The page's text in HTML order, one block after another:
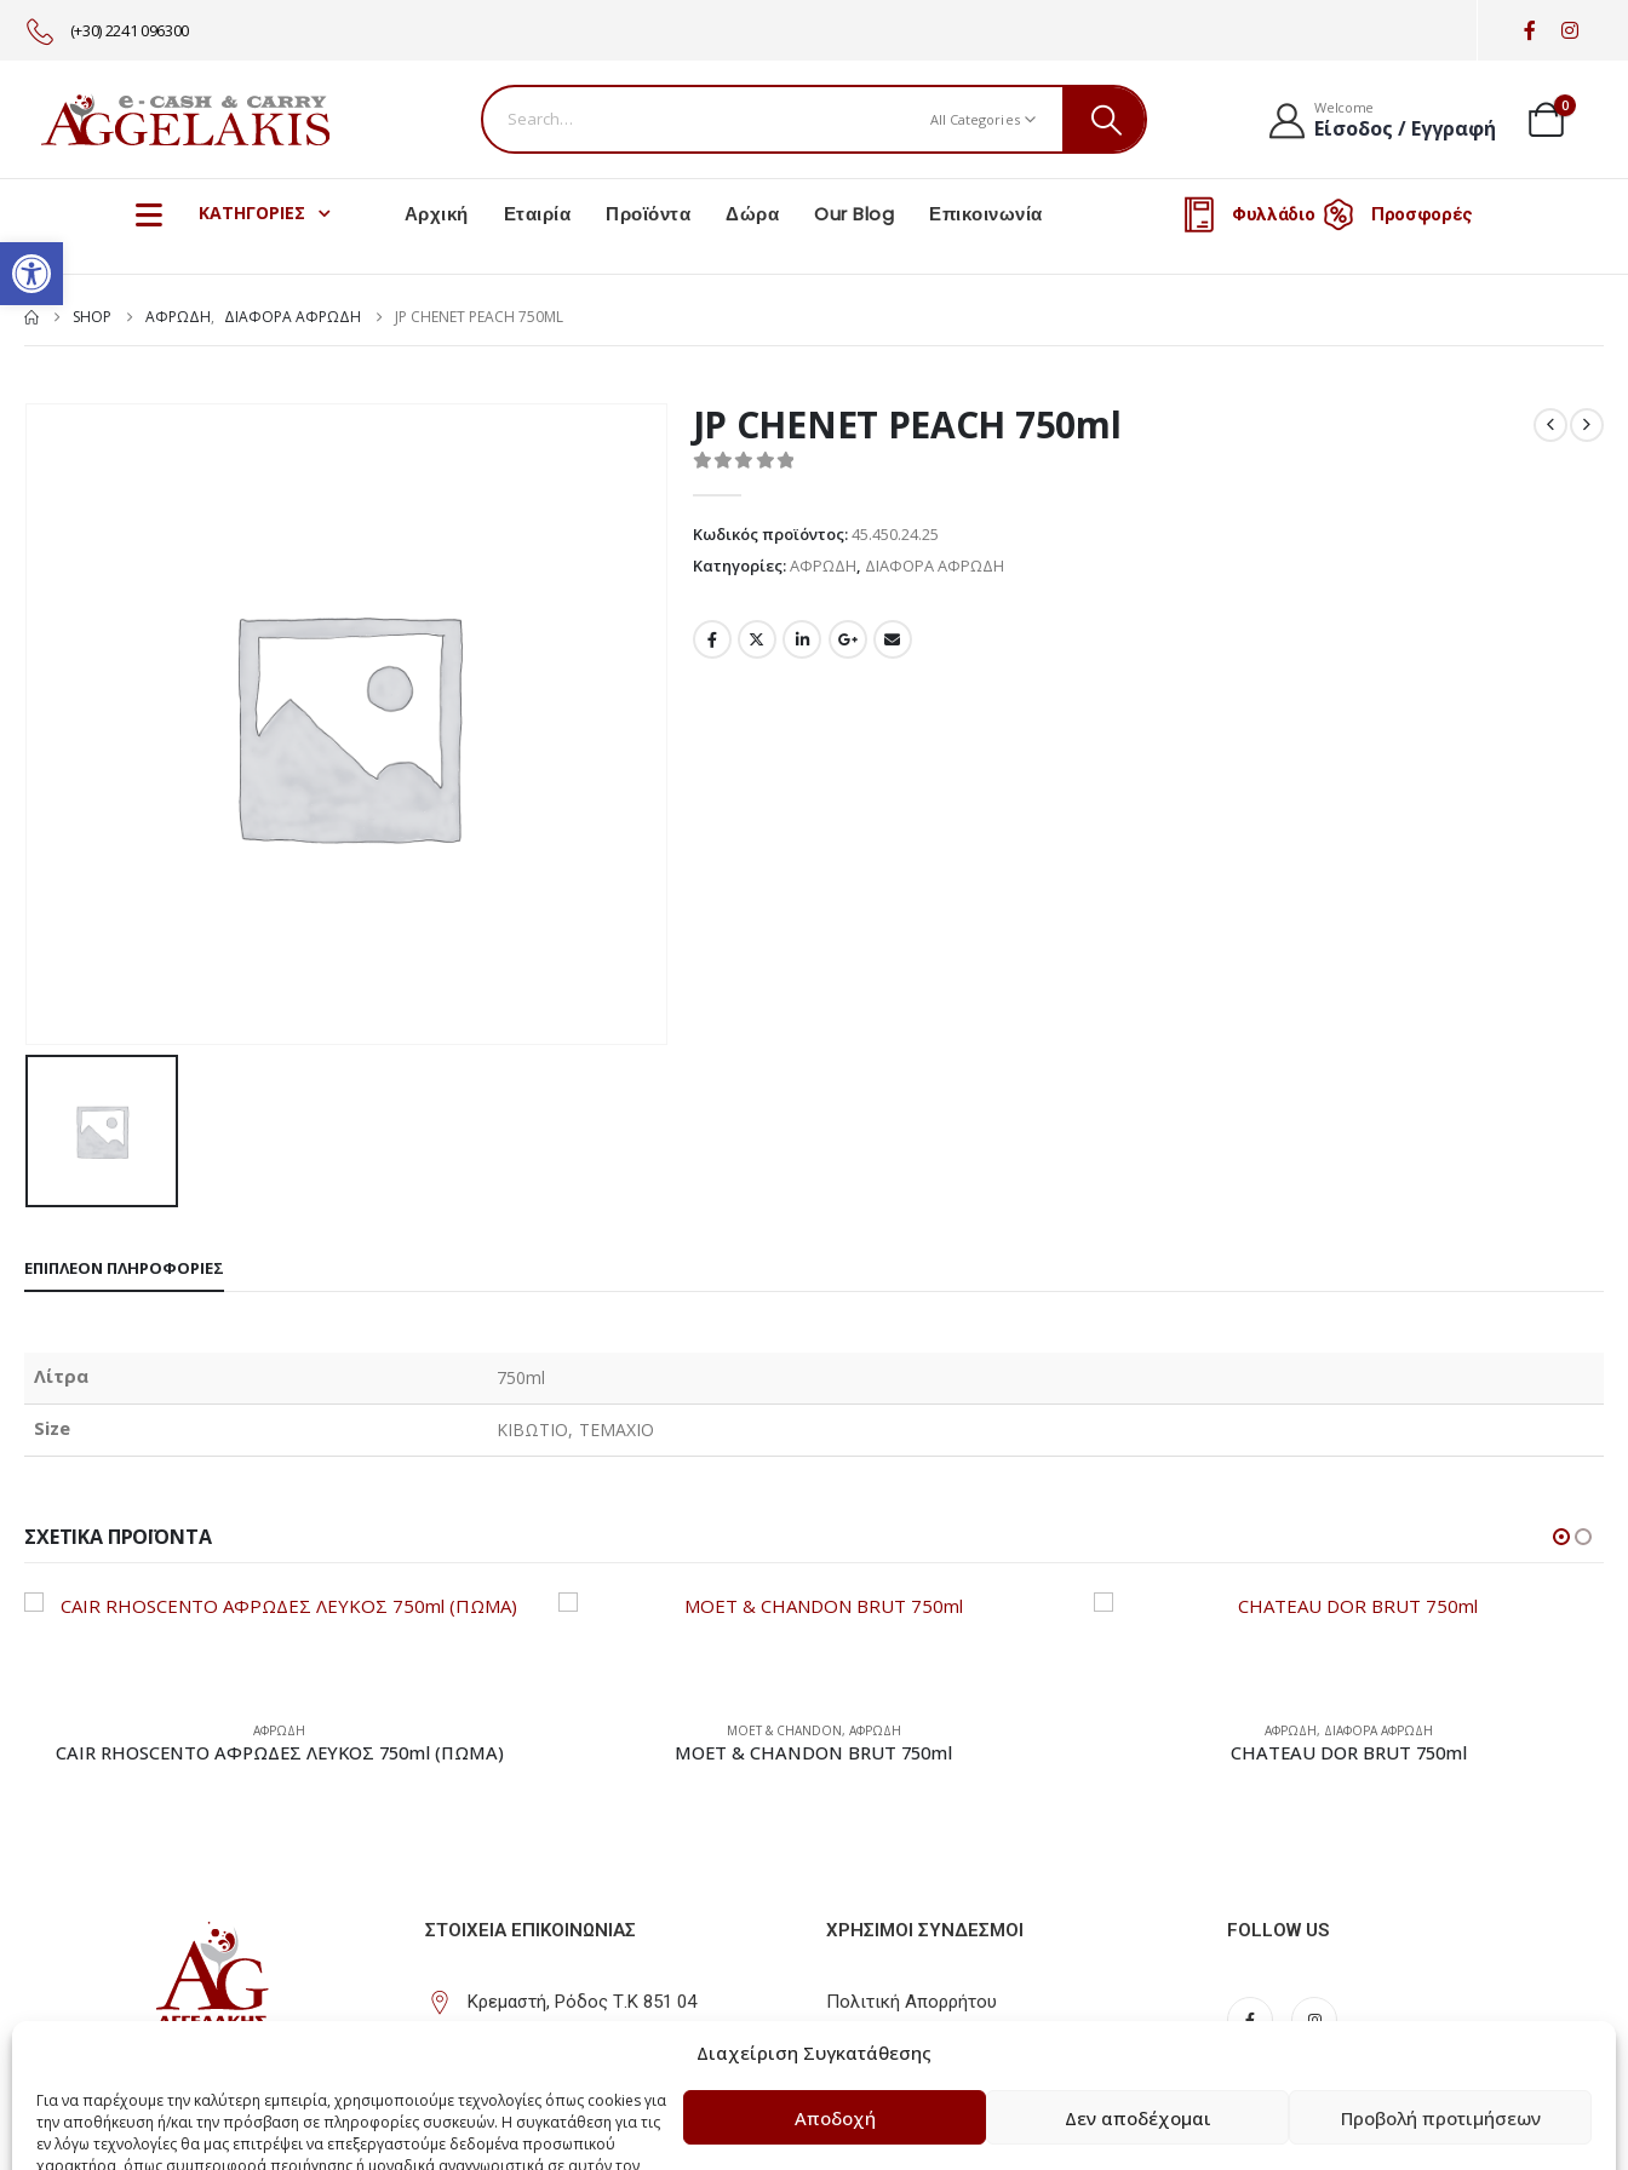
Ανοίξτε τη γραμμή εργαλείων
Διαχείριση Συγκατάθεσης
Για να παρέχουμε την καλύτερη εμπειρία, χρησιμοποιούμε τεχνολογίες όπως cookies για
την αποθήκευση ή/και την πρόσβαση σε πληροφορίες συσκευών. Η συγκατάθεση για τις
εν λόγω τεχνολογίες θα μας επιτρέψει να επεξεργαστούμε δεδομένα προσωπικού
χαρακτήρα, όπως συμπεριφορά περιήγησης ή μοναδικά αναγνωριστικά σε αυτόν τον
Αποδοχή Δεν αποδέχομαι Προβολή προτιμήσεων
(+30) 2241 096300
All Categories
Welcome
Είσοδος / Εγγραφή
0
ΚΑΤΗΓΟΡΙΕΣ Αρχική Εταιρία Προϊόντα Δώρα Our Blog Επικοινωνία Φυλλάδιο Προσφορές
SHOP ΑΦΡΩΔΗ, ΔΙΑΦΟΡΑ ΑΦΡΩΔΗ JP CHENET PEACH 750ML
JP CHENET PEACH 750ml
Κωδικός προϊόντος:45.450.24.25
Κατηγορίες:ΑΦΡΩΔΗ ΔΙΑΦΟΡΑ ΑΦΡΩΔΗ
ΕΠΙΠΛΈΟΝ ΠΛΗΡΟΦΟΡΊΕΣ
Λίτρα 750ml
Size ΚΙΒΩΤΙΟ, ΤΕΜΑΧΙΟ
ΣΧΕΤΙΚΆ ΠΡΟΪΌΝΤΑ
ΑΦΡΩΔΗ
CAIR RHOSCENTO ΑΦΡΩΔΕΣ ΛΕΥΚΟΣ 750ml (ΠΩΜΑ)
MOET & CHANDON, ΑΦΡΩΔΗ
MOET & CHANDON BRUT 750ml
ΑΦΡΩΔΗ, ΔΙΑΦΟΡΑ ΑΦΡΩΔΗ
CHATEAU DOR BRUT 750ml
ΣΤΟΙΧΕΊΑ ΕΠΙΚΟΙΝΩΝΊΑΣ
Κρεμαστή, Ρόδος Τ.Κ 851 04
ΧΡΗΣΙΜΟΙ ΣΥΝΔΕΣΜΟΙ
Πολιτική Απορρήτου
Τρόποι Αποστολής
Τρόποι Πληρωμών
Πολιτική Επιστροφών / Ακυρώσεων
FOLLOW US